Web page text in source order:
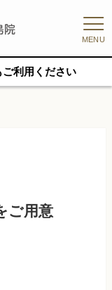
MENU
ご利用ください
ご用意